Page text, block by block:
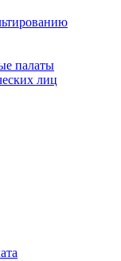
палаты
лиц